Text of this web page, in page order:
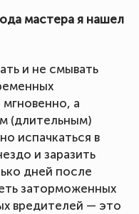
мастера я нашел
и не смывать
а
(длительным)
испачкаться в
и заразить
дней после
заторможенных
вредителей — это